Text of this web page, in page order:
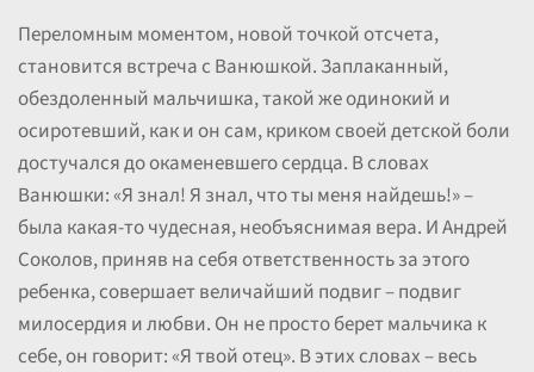
Переломным моментом, новой точкой отсчета,
становится встреча с Ванюшкой. Заплаканный,
обездоленный мальчишка, такой же одинокий и
осиротевший, как и он сам, криком своей детской боли
достучался до окаменевшего сердца. В словах
Ванюшки: «Я знал! Я знал, что ты меня найдешь!» –
была какая-то чудесная, необъяснимая вера. И Андрей
Соколов, приняв на себя ответственность за этого
ребенка, совершает величайший подвиг – подвиг
милосердия и любви. Он не просто берет мальчика к
себе, он говорит: «Я твой отец». В этих словах – весь